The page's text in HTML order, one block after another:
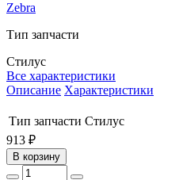
Zebra
Тип запчасти
Стилус
Все характеристики
Описание Характеристики
Тип запчасти Стилус
913 ₽
В корзину